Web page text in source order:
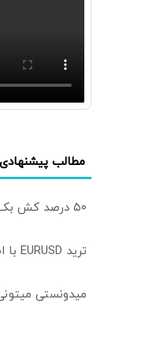
مطالب پیشنهادی
۵۰ درصد کش بک کمیسیون معاملات در حساب ecn بروکر اینوسلو
ترید EURUSD با اسپرد از صفر پیپ
میدونستی